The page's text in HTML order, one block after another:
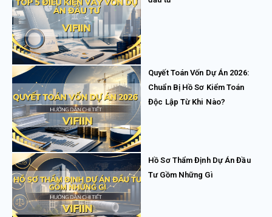
Quyết Toán Vốn Dự Án 2026:
Chuẩn Bị Hồ Sơ Kiểm Toán
Độc Lập Từ Khi Nào?
Hồ Sơ Thẩm Định Dự Án Đầu
Tư Gồm Những Gì